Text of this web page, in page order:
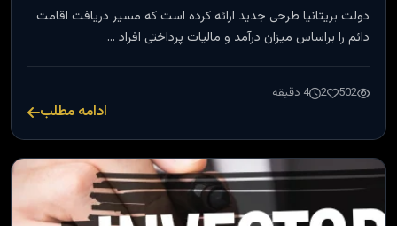
دولت بریتانیا طرحی جدید ارائه کرده است که مسیر دریافت اقامت
دائم را براساس میزان درآمد و مالیات پرداختی افراد …
502
2 4 دقیقه
ادامه مطلب